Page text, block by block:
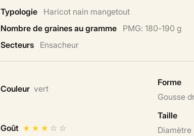
Typologie Haricot nain mangetout
Nombre de graines au gramme PMG: 180-190 g
Secteurs Ensacheur
Couleur vert
Forme
Gousse
Goût ★ ★ ★ ☆ ☆
Taille
Diamètre